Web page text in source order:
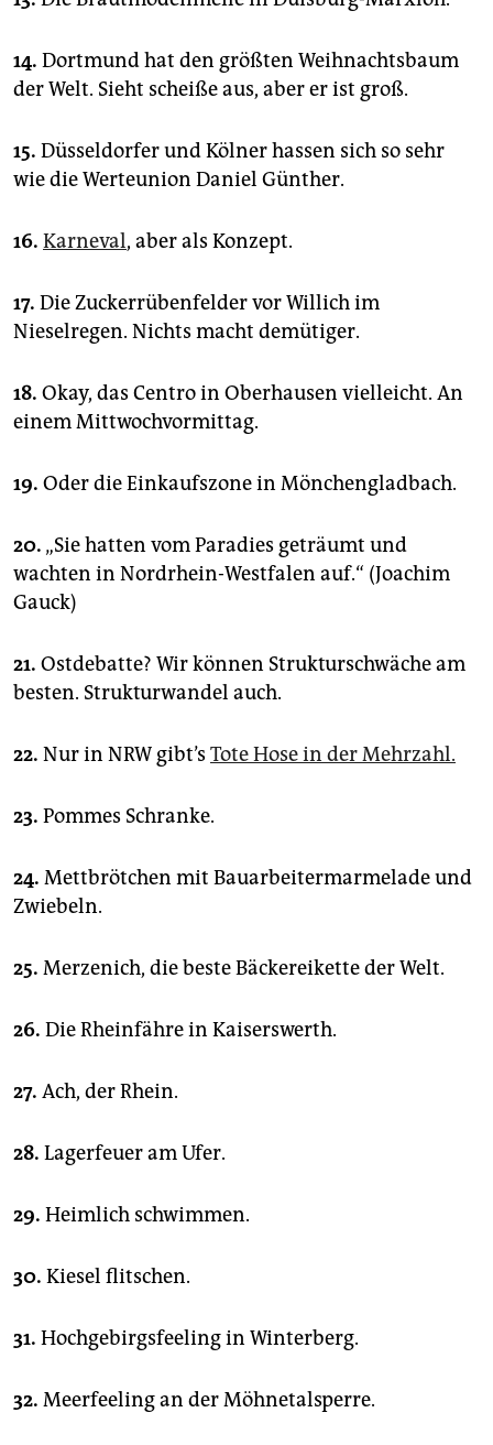
14. Dortmund hat den größten Weihnachtsbaum
der Welt. Sieht scheiße aus, aber er ist groß.
15. Düsseldorfer und Kölner hassen sich so sehr
wie die Werteunion Daniel Günther.
16. Karneval, aber als Konzept.
17. Die Zuckerrübenfelder vor Willich im
Nieselregen. Nichts macht demütiger.
18. Okay, das Centro in Oberhausen vielleicht. An
einem Mittwochvormittag.
19. Oder die Einkaufszone in Mönchengladbach.
20. „Sie hatten vom Paradies geträumt und
wachten in Nordrhein-Westfalen auf.“ (Joachim
Gauck)
21. Ostdebatte? Wir können Strukturschwäche am
besten. Strukturwandel auch.
22. Nur in NRW gibt’s Tote Hose in der Mehrzahl.
23. Pommes Schranke.
24. Mettbrötchen mit Bauarbeitermarmelade und
Zwiebeln.
25. Merzenich, die beste Bäckereikette der Welt.
26. Die Rheinfähre in Kaiserswerth.
27. Ach, der Rhein.
28. Lagerfeuer am Ufer.
29. Heimlich schwimmen.
30. Kiesel flitschen.
31. Hochgebirgsfeeling in Winterberg.
32. Meerfeeling an der Möhnetalsperre.